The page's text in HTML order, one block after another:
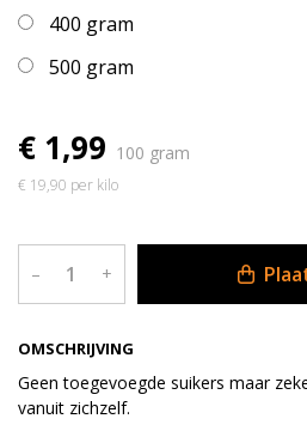
OMSCHRIJVING
Geen toegevoegde suikers maar
vanuit zichzelf.
400 gram
500 gram
€ 1,99 100 gram
€ 19,90 per kilo
– +